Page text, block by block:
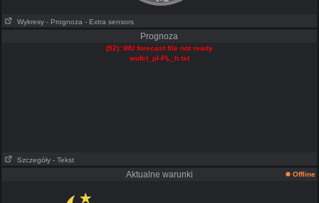
Wykresy - Prognoza - Extra sensors
Prognoza
(52): WU forecast file not ready
wufct_pl-PL_h.txt
Szczegóły - Tekst
Aktualne warunki Offline